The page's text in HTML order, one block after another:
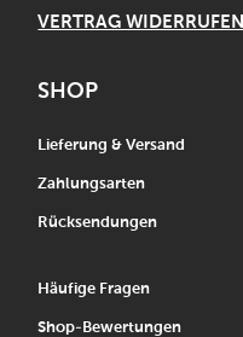
VERTRAG WIDERRUFEN
SHOP
Lieferung & Versand
Zahlungsarten
Rücksendungen
Häufige Fragen
Shop-Bewertungen